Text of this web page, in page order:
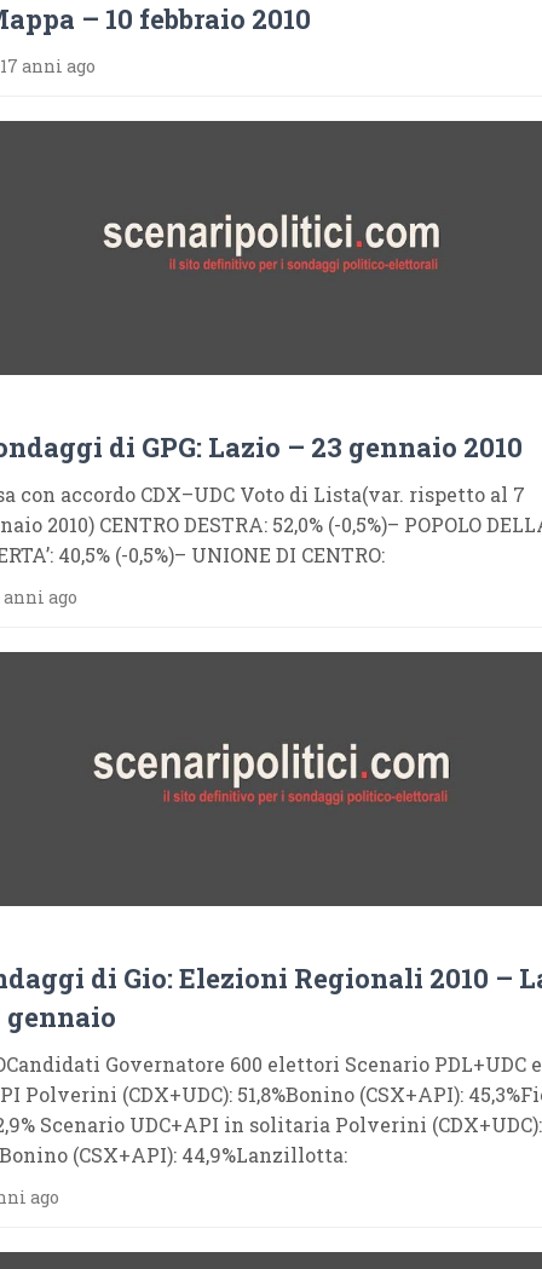
– 10 febbraio 2010
anni ago
di GPG: Lazio – 23 gennaio 2010
con accordo CDX–UDC Voto di Lista(var. rispetto al 7
2010) CENTRO DESTRA: 52,0% (-0,5%)– POPOLO
40,5% (-0,5%)– UNIONE DI CENTRO:
anni ago
di Gio: Elezioni Regionali 2010 –
gennaio
Governatore 600 elettori Scenario PDL+UDC e
Polverini (CDX+UDC): 51,8%Bonino (CSX+API):
Scenario UDC+API in solitaria Polverini (CDX+UDC):
(CSX+API): 44,9%Lanzillotta:
ago